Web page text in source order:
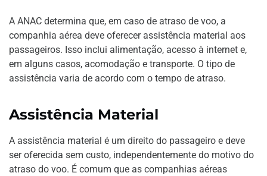
A ANAC determina que, em caso de atraso de voo, a
companhia aérea deve oferecer assistência material aos
passageiros. Isso inclui alimentação, acesso à internet e,
em alguns casos, acomodação e transporte. O tipo de
assistência varia de acordo com o tempo de atraso.
Assistência Material
A assistência material é um direito do passageiro e deve
ser oferecida sem custo, independentemente do motivo do
atraso do voo. É comum que as companhias aéreas